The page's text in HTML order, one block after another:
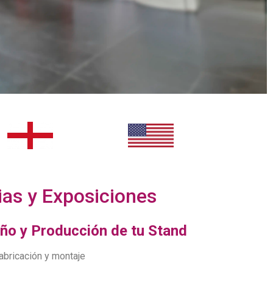
y Exposiciones
y Producción de tu Stand
y montaje